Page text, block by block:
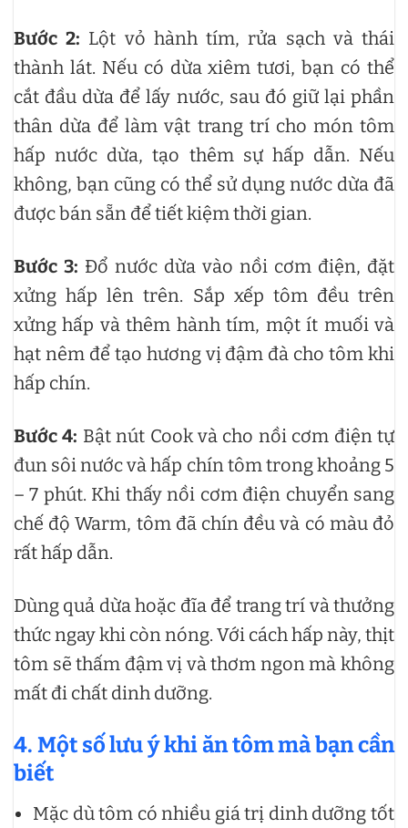
Bước 2: Lột vỏ hành tím, rửa sạch và thái
thành lát. Nếu có dừa xiêm tươi, bạn có thể
cắt đầu dừa để lấy nước, sau đó giữ lại phần
thân dừa để làm vật trang trí cho món tôm
hấp nước dừa, tạo thêm sự hấp dẫn. Nếu
không, bạn cũng có thể sử dụng nước dừa đã
được bán sẵn để tiết kiệm thời gian.
Bước 3: Đổ nước dừa vào nồi cơm điện, đặt
xửng hấp lên trên. Sắp xếp tôm đều trên
xửng hấp và thêm hành tím, một ít muối và
hạt nêm để tạo hương vị đậm đà cho tôm khi
hấp chín.
Bước 4: Bật nút Cook và cho nồi cơm điện tự
đun sôi nước và hấp chín tôm trong khoảng 5
– 7 phút. Khi thấy nồi cơm điện chuyển sang
chế độ Warm, tôm đã chín đều và có màu đỏ
rất hấp dẫn.
Dùng quả dừa hoặc đĩa để trang trí và thưởng
thức ngay khi còn nóng. Với cách hấp này, thịt
tôm sẽ thấm đậm vị và thơm ngon mà không
mất đi chất dinh dưỡng.
4. Một số lưu ý khi ăn tôm mà bạn cần
biết
Mặc dù tôm có nhiều giá trị dinh dưỡng tốt